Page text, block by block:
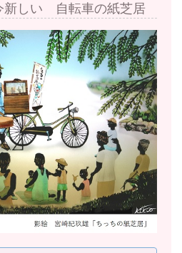
新しい 自転車の紙芝居